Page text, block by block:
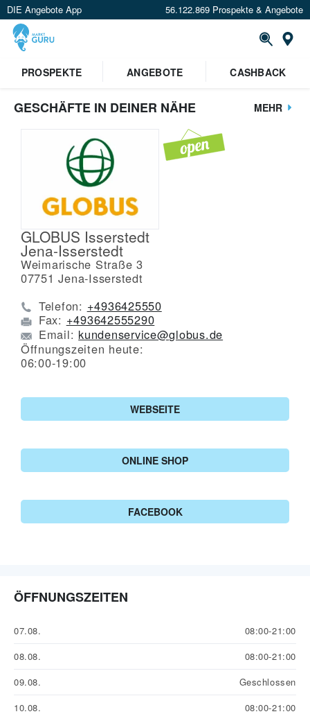
DIE Angebote App 56.122.869 Prospekte & Angebote
PROSPEKTE
ANGEBOTE CASHBACK
GESCHÄFTE IN DEINER NÄHE MEHR
GLOBUS Isserstedt
Jena-Isserstedt
Weimarische Straße 3
07751 Jena-Isserstedt
Telefon: +4936425550
Fax: +493642555290
Email: kundenservice@globus.de
Öffnungszeiten heute:
06:00-19:00
WEBSEITE
ONLINE SHOP
FACEBOOK
ÖFFNUNGSZEITEN
07.08.
08:00-21:00
08.08.
08:00-21:00
09.08.
Geschlossen
10.08.
08:00-21:00